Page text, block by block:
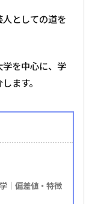
としての道を
学を中心に、学
ます。
｜偏差値・特徴